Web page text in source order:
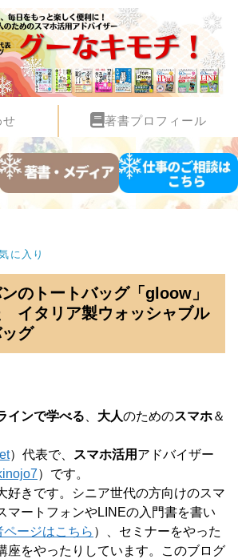
せ 著書プロフィール
に入り
のトートバッグ「gloow​」
イタリア製ウォッシャブル
グ
インで学べる 大人のためのスマホ＆
）代表で、 スマホ活用 アドバイザー
）です。
好きです。シニア世代の方向けのスマ
マートフォンやLINEの入門書を書い
ージはこちら ）、セミナーをやった
座をやったりしています。このブログ